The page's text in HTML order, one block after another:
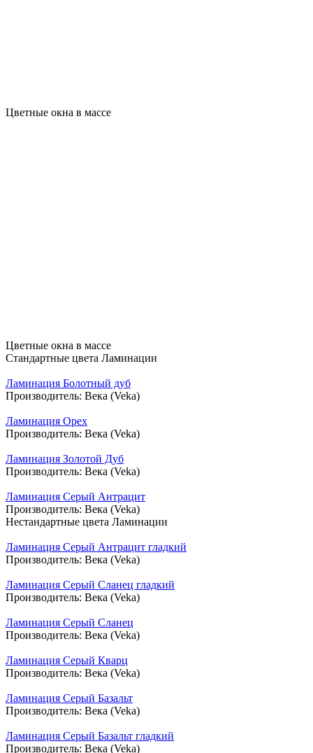
Цветные окна в массе
Цветные окна в массе
Стандартные цвета Ламинации
Ламинация Болотный дуб
Производитель: Века (Veka)
Ламинация Орех
Производитель: Века (Veka)
Ламинация Золотой Дуб
Производитель: Века (Veka)
Ламинация Серый Антрацит
Производитель: Века (Veka)
Нестандартные цвета Ламинации
Ламинация Серый Антрацит гладкий
Производитель: Века (Veka)
Ламинация Серый Сланец гладкий
Производитель: Века (Veka)
Ламинация Серый Сланец
Производитель: Века (Veka)
Ламинация Серый Кварц
Производитель: Века (Veka)
Ламинация Серый Базальт
Производитель: Века (Veka)
Ламинация Серый Базальт гладкий
Производитель: Века (Veka)